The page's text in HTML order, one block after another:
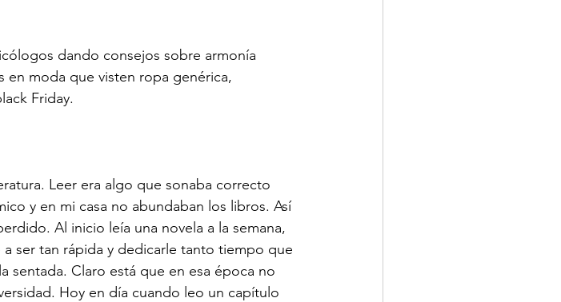
dando consejos sobre armonía
en moda que visten ropa genérica,
Friday.
Leer era algo que sonaba correcto
y en mi casa no abundaban los libros. Así
Al inicio leía una novela a la semana,
ser tan rápida y dedicarle tanto tiempo que
sentada. Claro está que en esa época no
Hoy en día cuando leo un capítulo